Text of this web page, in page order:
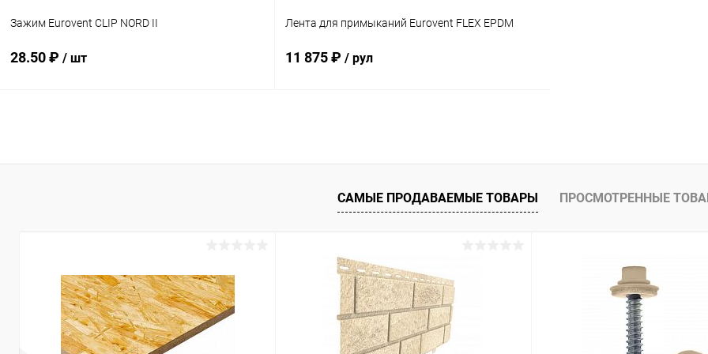
Зажим Eurovent CLIP NORD II
28.50 ₽ / шт
Купить в 1 клик Сравнение
Лента для примыканий Eurovent FLEX EPDM
11 875 ₽ / рул
Купить в 1 клик Сравнение
В избранное Под заказ
RAL 8019 коричневый
САМЫЕ ПРОДАВАЕМЫЕ ТОВАРЫ ПРОСМОТРЕННЫЕ